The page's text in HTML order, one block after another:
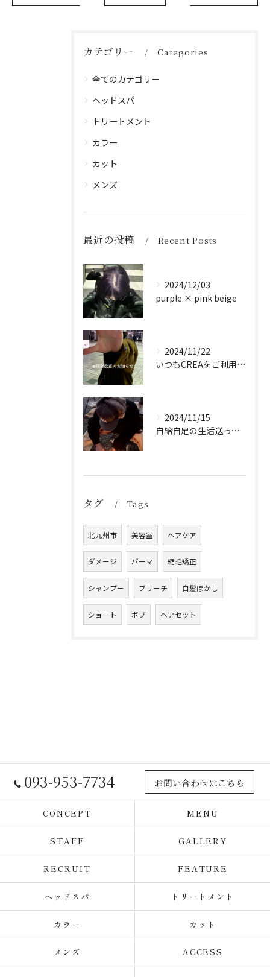
カテゴリー Categories
全てのカテゴリー
ヘッドスパ
トリートメント
カラー
カット
メンズ
最近の投稿 Recent Posts
2024/12/03
purple × pink beige
2024/11/22
いつもCREAをご利用頂き誠に有難う御座います！
2024/11/15
自給自足の生活送ってます
タグ Tags
北九州市 美容室 ヘアケア
ダメージ パーマ 縮毛矯正
シャンプー ブリーチ 白髪ぼかし
ショート ボブ ヘアセット
093-953-7734 お問い合わせはこちら
CONCEPT MENU
STAFF GALLERY
RECRUIT FEATURE
ヘッドスパ トリートメント
カラー カット
メンズ ACCESS